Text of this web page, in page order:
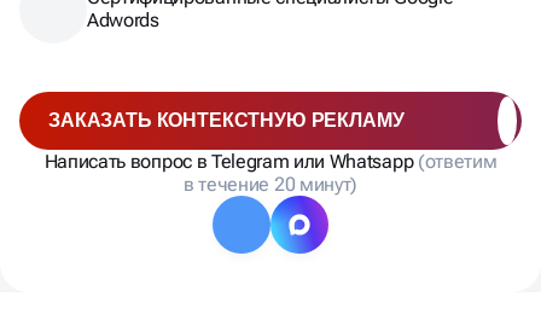
Adwords
ЗАКАЗАТЬ КОНТЕКСТНУЮ РЕКЛАМУ
Написать вопрос в Telegram или Whatsapp (ответим
в течение 20 минут)